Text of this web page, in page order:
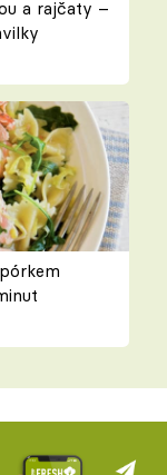
a rajčaty –